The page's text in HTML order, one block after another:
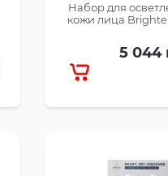
Набор для
кожи лица
5 044